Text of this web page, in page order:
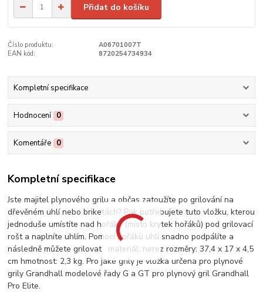
Přidat do košíku
Číslo produktu:
A06701007T
EAN kód:
8720254734934
Kompletní specifikace
Hodnocení 0
Komentáře 0
Kompletní specifikace
Jste majitel plynového grilu a občas zatoužíte po grilování na
dřevěném uhlí nebo briketách? Pak potřebujete tuto vložku, kterou
jednoduše umístíte nad hořáky (místo krytek hořáků) pod grilovací
rošt a naplníte uhlím. Pomocí hořáků uhlí snadno podpálíte a
následně můžete grilovat. materiál: nerez rozměry: 37,4 x 17 x 4,5
cm hmotnost: 2,3 kg. Pro jaké grily je vložka určena pro plynové
grily Grandhall modelové řady G a GT pro plynový gril Grandhall
Pro Elite.